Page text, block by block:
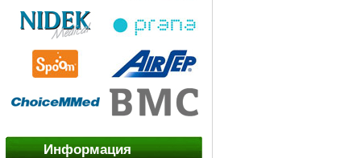
Информация